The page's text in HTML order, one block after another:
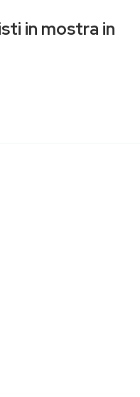
in mostra in